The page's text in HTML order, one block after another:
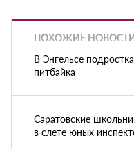
ПОХОЖИЕ
В Энгельсе
питбайка
Саратовские
в слете юных